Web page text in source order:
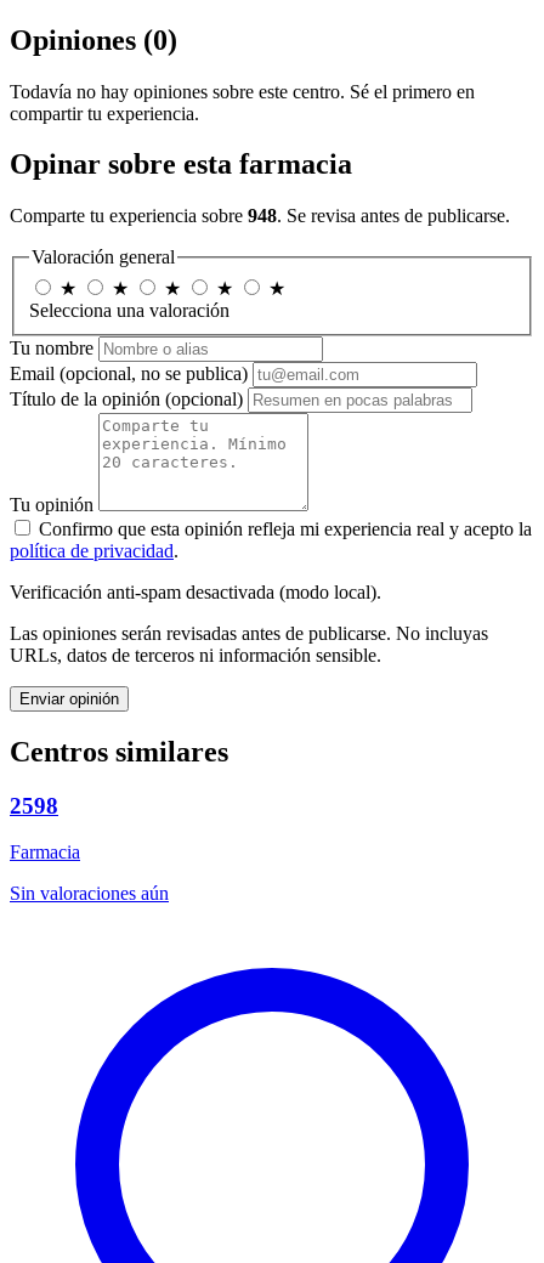
Opiniones (0)
Todavía no hay opiniones sobre este centro. Sé el primero en
compartir tu experiencia.
Opinar sobre esta farmacia
Comparte tu experiencia sobre 948. Se revisa antes de publicarse.
Valoración general
★
★ ★ ★
★
Selecciona una valoración
Tu nombre
Email (opcional, no se publica)
Título de la opinión (opcional)
Tu opinión
Confirmo que esta opinión refleja mi experiencia real y acepto la
política de privacidad.
Verificación anti-spam desactivada (modo local).
Las opiniones serán revisadas antes de publicarse. No incluyas
URLs, datos de terceros ni información sensible.
Enviar opinión
Centros similares
2598
Farmacia
Sin valoraciones aún